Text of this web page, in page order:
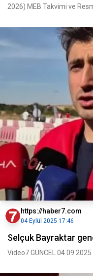
2026) MEB Takvimi ve
https://haber7.com
04 Eylül 2025 17:46
Selçuk Bayraktar
Video7 GÜNCEL